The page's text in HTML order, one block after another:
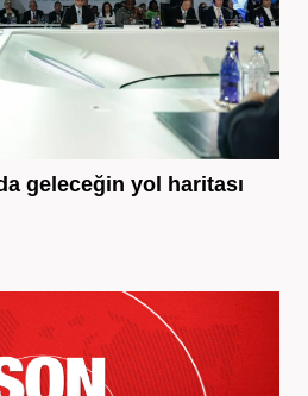
geleceğin yol haritası